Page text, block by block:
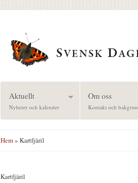
Aktuellt
Nyheter och kalender
Om oss
Kontakt och
Hem» Kartfjäril
Kartfjäril